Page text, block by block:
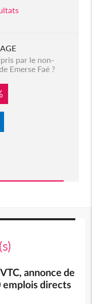
par le non-
Emerse Faé ?
annonce de
emplois directs